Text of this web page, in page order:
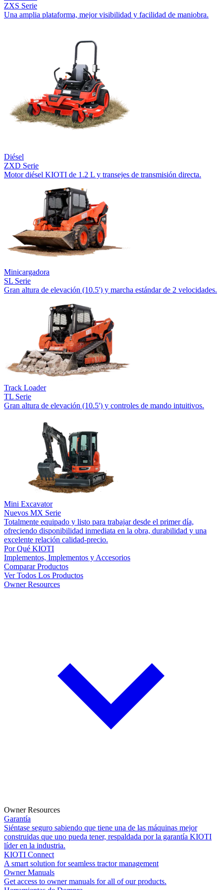
ZXS Serie
Una amplia plataforma, mejor visibilidad y facilidad de maniobra.
Diésel
ZXD Serie
Motor diésel KIOTI de 1.2 L y transejes de transmisión directa.
Minicargadora
SL Serie
Gran altura de elevación (10.5') y marcha estándar de 2 velocidades.
Track Loader
TL Serie
Gran altura de elevación (10.5') y controles de mando intuitivos.
Mini Excavator
Nuevos MX Serie
Totalmente equipado y listo para trabajar desde el primer día,
ofreciendo disponibilidad inmediata en la obra, durabilidad y una
excelente relación calidad-precio.
Por Qué KIOTI
Implementos, Implementos y Accesorios
Comparar Productos
Ver Todos Los Productos
Owner Resources
Owner Resources
Garantía
Siéntase seguro sabiendo que tiene una de las máquinas mejor
construidas que uno pueda tener, respaldada por la garantía KIOTI
líder en la industria.
KIOTI Connect
A smart solution for seamless tractor management
Owner Manuals
Get access to owner manuals for all of our products.